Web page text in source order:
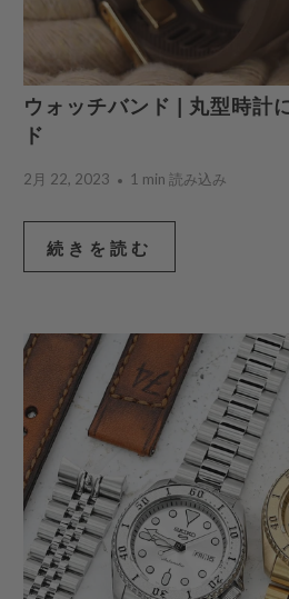
ウォッチバンド | 丸型時計
ド
2月 22, 2023 1 min 読み込み
続きを読む